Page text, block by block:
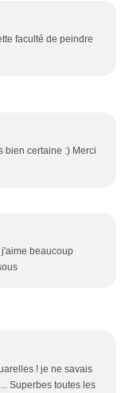
faculté de peindre
bien certaine :) Merci
beaucoup
! je ne savais
Superbes toutes les